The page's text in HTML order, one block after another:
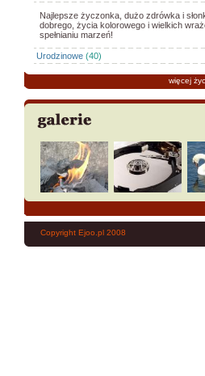
Najlepsze życzonka, dużo zdrówka i
dobrego, życia kolorowego i wielkich
spełnianiu marzeń!
Urodzinowe (40)
więcej
Copyright Ejoo.pl 2008